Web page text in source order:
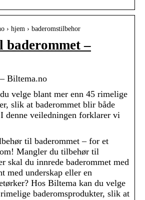
› hjem › baderomstilbehor
–
Biltema.no
velge blant mer enn 45 rimelige
slik at baderommet blir både
denne veiledningen forklarer vi
til baderommet – for et
Mangler du tilbehør til
skal du innrede baderommet med
med underskap eller en
Hos Biltema kan du velge
baderomsprodukter, slik at